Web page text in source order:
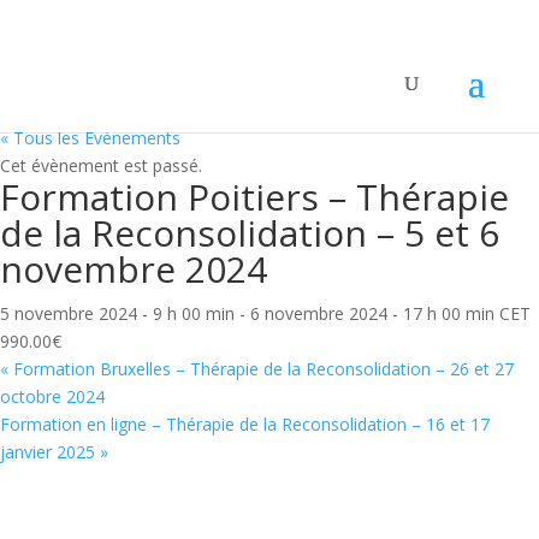
« Tous les Évènements
Cet évènement est passé.
Formation Poitiers – Thérapie
de la Reconsolidation – 5 et 6
novembre 2024
5 novembre 2024 - 9 h 00 min - 6 novembre 2024 - 17 h 00 min CET
990.00€
« Formation Bruxelles – Thérapie de la Reconsolidation – 26 et 27
octobre 2024
Formation en ligne – Thérapie de la Reconsolidation – 16 et 17
janvier 2025 »